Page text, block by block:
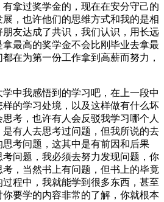
拿过奖学金的，现在在安分守己的
，也许他们的思维方式和我的是相
友达成了共识，我们认识，用长远
最高的奖学金不会比刚毕业去拿最
在为第一份工作拿到高薪而努力，
中我感悟到的学习吧，在上一段中
的学习处境，以及这样做有什么坏
考，也许有人会反驳我学习哪个人
有人去思考过问题，但我所说的去
考问题，这其中是有前因和后果
问题，我必须去努力发现问题，你
，当然书上有问题，但书上的毕竟
程中，我就能学到很多东西，甚至
要学的内容非常的了解，你就根本